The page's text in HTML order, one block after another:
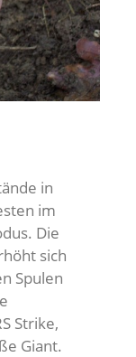
in
im
Die
sich
Spulen
Strike,
Giant.